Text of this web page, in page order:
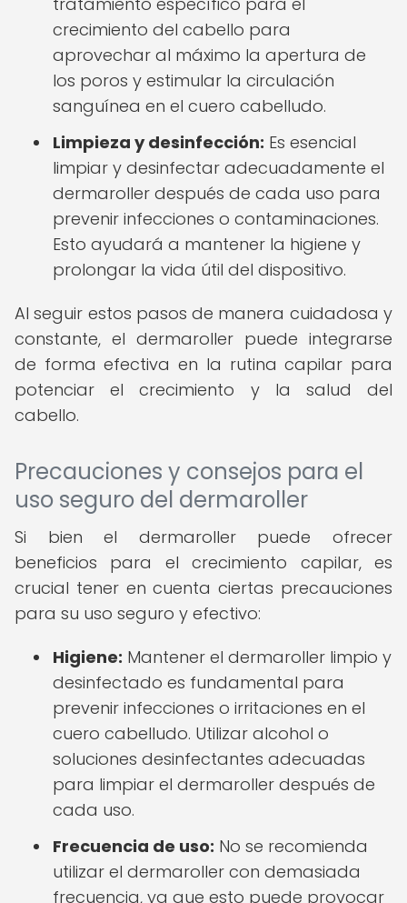
crecimiento del cabello para
aprovechar al máximo la apertura de
los poros y estimular la circulación
sanguínea en el cuero cabelludo.
Limpieza y desinfección: Es esencial
limpiar y desinfectar adecuadamente el
dermaroller después de cada uso para
prevenir infecciones o contaminaciones.
Esto ayudará a mantener la higiene y
prolongar la vida útil del dispositivo.
Al seguir estos pasos de manera cuidadosa y
constante, el dermaroller puede integrarse
de forma efectiva en la rutina capilar para
potenciar el crecimiento y la salud del
cabello.
Precauciones y consejos para el
uso seguro del dermaroller
Si bien el dermaroller puede ofrecer
beneficios para el crecimiento capilar, es
crucial tener en cuenta ciertas precauciones
para su uso seguro y efectivo:
Higiene: Mantener el dermaroller limpio y
desinfectado es fundamental para
prevenir infecciones o irritaciones en el
cuero cabelludo. Utilizar alcohol o
soluciones desinfectantes adecuadas
para limpiar el dermaroller después de
cada uso.
Frecuencia de uso: No se recomienda
utilizar el dermaroller con demasiada
frecuencia, ya que esto puede provocar